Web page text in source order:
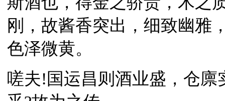
刚，故酱香突出，细致幽雅
色泽微黄。
嗟夫!国运昌则酒业盛，仓